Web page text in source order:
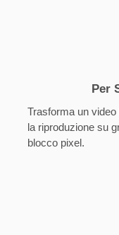
Per
Trasforma un
la riproduzione su
blocco pixel.